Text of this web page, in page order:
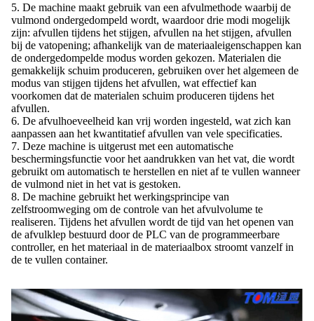
5. De machine maakt gebruik van een afvulmethode waarbij de
vulmond ondergedompeld wordt, waardoor drie modi mogelijk
zijn: afvullen tijdens het stijgen, afvullen na het stijgen, afvullen
bij de vatopening; afhankelijk van de materiaaleigenschappen kan
de ondergedompelde modus worden gekozen. Materialen die
gemakkelijk schuim produceren, gebruiken over het algemeen de
modus van stijgen tijdens het afvullen, wat effectief kan
voorkomen dat de materialen schuim produceren tijdens het
afvullen.
6. De afvulhoeveelheid kan vrij worden ingesteld, wat zich kan
aanpassen aan het kwantitatief afvullen van vele specificaties.
7. Deze machine is uitgerust met een automatische
beschermingsfunctie voor het aandrukken van het vat, die wordt
gebruikt om automatisch te herstellen en niet af te vullen wanneer
de vulmond niet in het vat is gestoken.
8. De machine gebruikt het werkingsprincipe van
zelfstroomweging om de controle van het afvulvolume te
realiseren. Tijdens het afvullen wordt de tijd van het openen van
de afvulklep bestuurd door de PLC van de programmeerbare
controller, en het materiaal in de materiaalbox stroomt vanzelf in
de te vullen container.